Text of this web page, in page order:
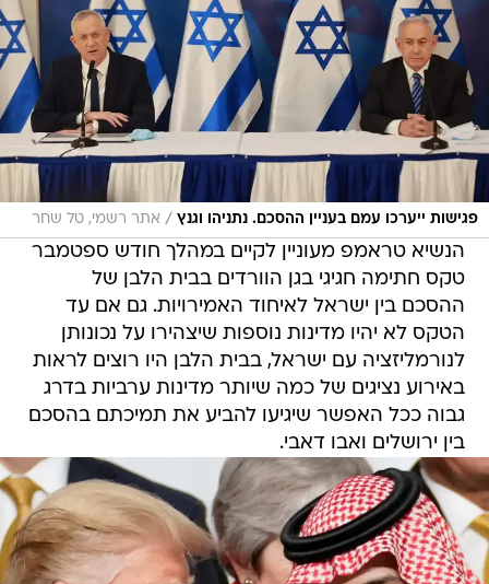
פגישות ייערכו עמם בעניין ההסכם. נתניהו וגנץ / אתר רשמי, טל שחר
הנשיא טראמפ מעוניין לקיים במהלך חודש ספטמבר
טקס חתימה חגיגי בגן הוורדים בבית הלבן של
ההסכם בין ישראל לאיחוד האמירויות. גם אם עד
הטקס לא יהיו מדינות נוספות שיצהירו על נכונותן
לנורמליזציה עם ישראל, בבית הלבן היו רוצים לראות
באירוע נציגים של כמה שיותר מדינות ערביות בדרג
גבוה ככל האפשר שיגיעו להביע את תמיכתם בהסכם
בין ירושלים ואבו דאבי.